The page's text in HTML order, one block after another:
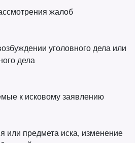
жалоб
уголовного дела или
дела
к исковому заявлению
или предмета иска, изменение